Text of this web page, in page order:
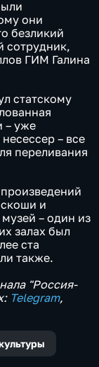
они
безликий
сотрудник,
ГИМ Галина
статскому
– уже
– все
переливания
и
– один из
залах был
ста
также.
"Россия-
Telegram,